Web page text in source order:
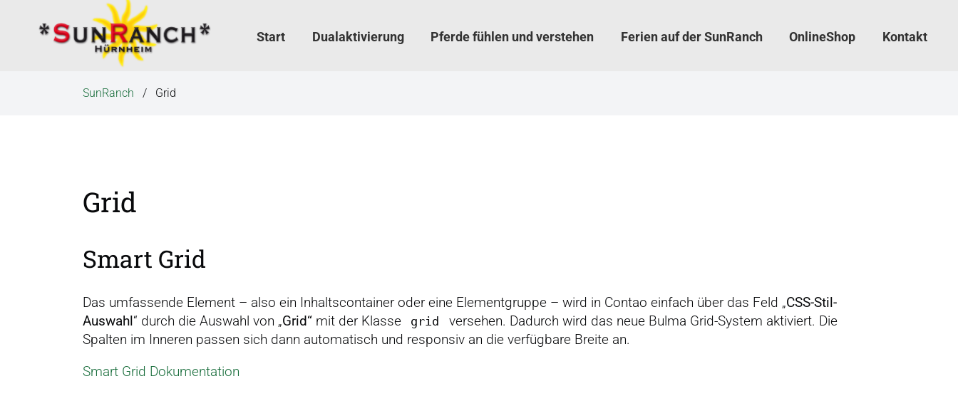
Start Dualaktivierung Pferde fühlen und verstehen Ferien auf der SunRanch OnlineShop Kontakt
SunRanch Grid
Grid
Smart Grid
Das umfassende Element – also ein Inhaltscontainer oder eine Elementgruppe – wird in Contao einfach über das Feld „CSS-Stil-
Auswahl“ durch die Auswahl von „Grid“ mit der Klasse grid
versehen. Dadurch wird das neue Bulma Grid-System aktiviert. Die
Spalten im Inneren passen sich dann automatisch und responsiv an die verfügbare Breite an.
Smart Grid Dokumentation